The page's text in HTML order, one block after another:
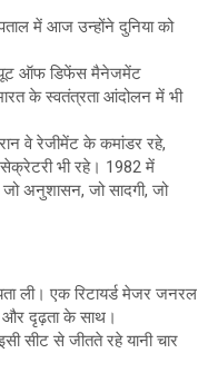
में आज उन्होंने दुनिया को
ऑफ डिफेंस मैनेजमेंट
के स्वतंत्रता आंदोलन में भी
वे रेजीमेंट के कमांडर रहे,
सेक्रेटरी भी रहे। 1982 में
जो अनुशासन, जो सादगी, जो
ली। एक रिटायर्ड मेजर जनरल
और दृढ़ता के साथ।
सीट से जीतते रहे यानी चार